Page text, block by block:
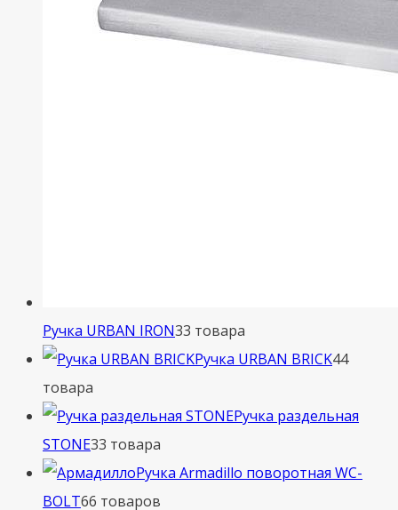
Ручка URBAN IRON33 товара
Ручка URBAN BRICK44
товара
Ручка раздельная
STONE33 товара
Ручка Armadillo поворотная WC-
BOLT66 товаров